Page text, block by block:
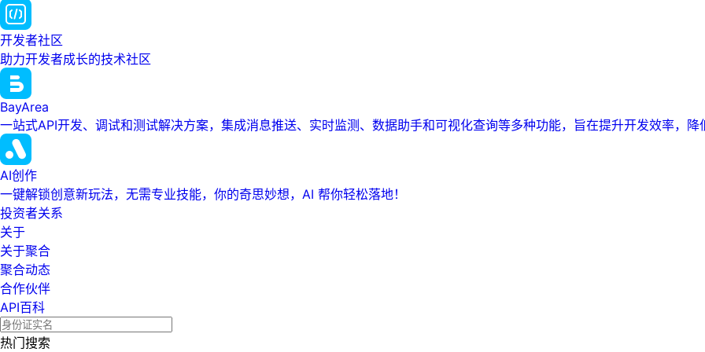
开发者社区
助力开发者成长的技术社区
BayArea
一站式API开发、调试和测试解决方案，集成消息推送、实时监测、数据助手和可视化查询等多种功能，旨在提升开发效率，降
AI创作
一键解锁创意新玩法，无需专业技能，你的奇思妙想，AI 帮你轻松落地！
投资者关系
关于
关于聚合
聚合动态
合作伙伴
API百科
热门搜索